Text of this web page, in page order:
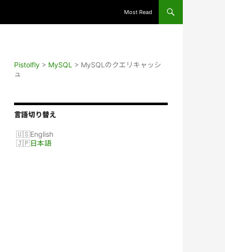
Most Read
Pistolfly > MySQL > MySQLのクエリキャッシ
ュ
言語切り替え
English
日本語